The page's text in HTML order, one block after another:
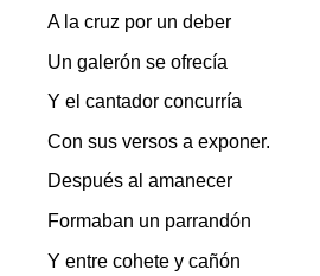
A la cruz por un deber
Un galerón se ofrecía
Y el cantador concurría
Con sus versos a exponer.
Después al amanecer
Formaban un parrandón
Y entre cohete y cañón